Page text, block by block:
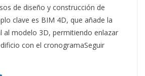
de diseño y construcción de
clave es BIM 4D, que añade la
al modelo 3D, permitiendo enlazar
con el cronogramaSeguir